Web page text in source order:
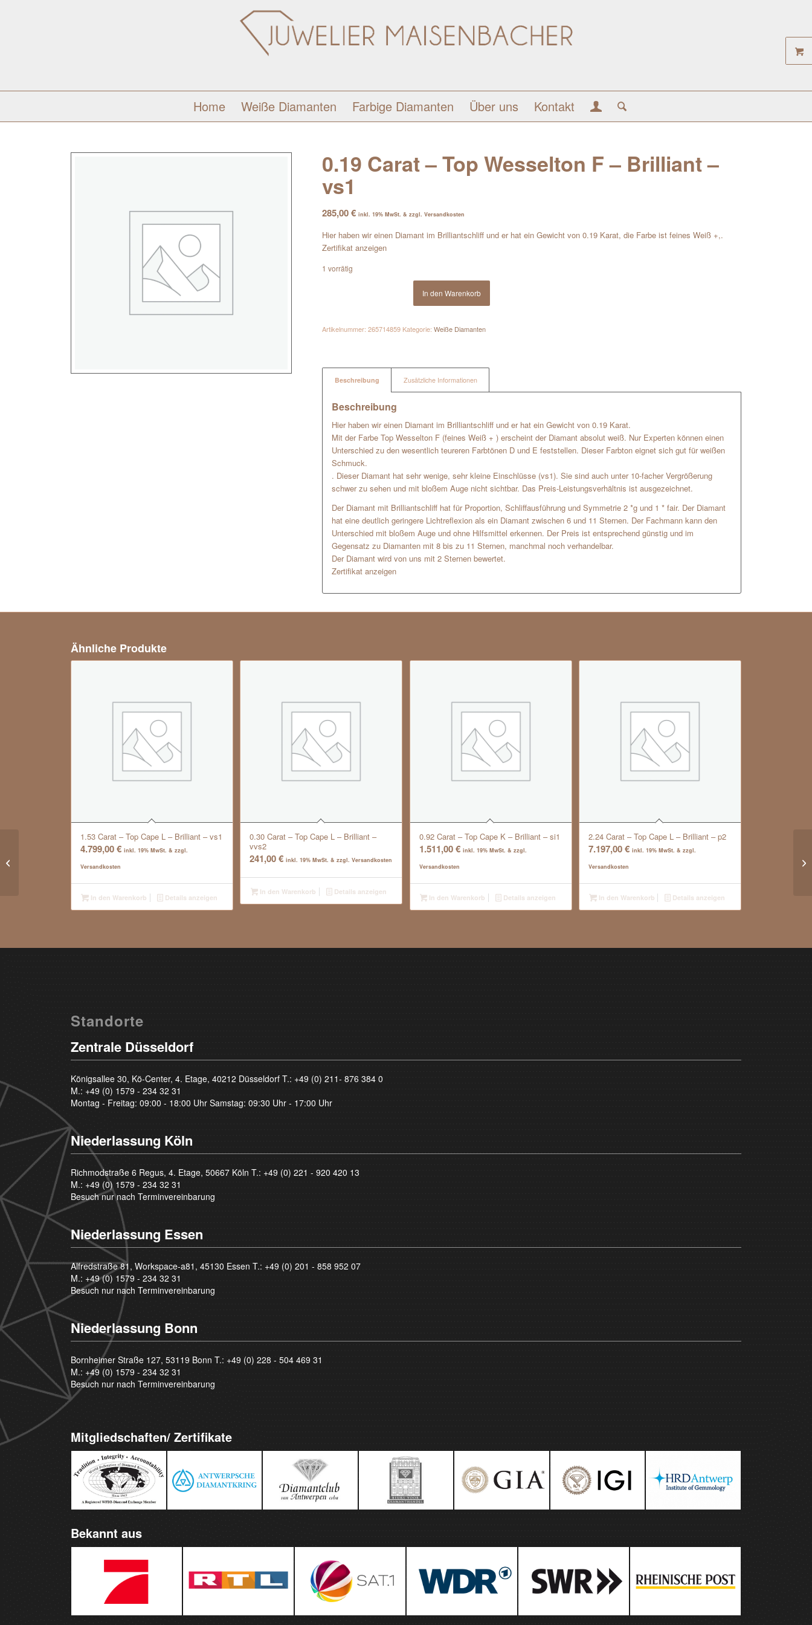
Home Weiße Diamanten Farbige Diamanten Über uns Kontakt
0.19 Carat – Top Wesselton F – Brilliant –
vs1
285,00€ inkl. 19% MwSt. & zzgl. Versandkosten
Hier haben wir einen Diamant im Brilliantschliff und er hat ein Gewicht von 0.19 Karat, die Farbe ist feines Weiß +,.
Zertifikat anzeigen
1 vorrätig
In den Warenkorb
Artikelnummer:265714859 Kategorie:Weiße Diamanten
Beschreibung Zusätzliche Informationen
Beschreibung
Hier haben wir einen Diamant im Brilliantschliff und er hat ein Gewicht von 0.19 Karat.
Mit der Farbe Top Wesselton F (feines Weiß + ) erscheint der Diamant absolut weiß. Nur Experten können einen
Unterschied zu den wesentlich teureren Farbtönen D und E feststellen. Dieser Farbton eignet sich gut für weißen
Schmuck.
. Dieser Diamant hat sehr wenige, sehr kleine Einschlüsse (vs1). Sie sind auch unter 10-facher Vergrößerung
schwer zu sehen und mit bloßem Auge nicht sichtbar. Das Preis-Leistungsverhältnis ist ausgezeichnet.
Der Diamant mit Brilliantschliff hat für Proportion, Schliffausführung und Symmetrie 2 *g und 1 * fair. Der Diamant
hat eine deutlich geringere Lichtreflexion als ein Diamant zwischen 6 und 11 Sternen. Der Fachmann kann den
Unterschied mit bloßem Auge und ohne Hilfsmittel erkennen. Der Preis ist entsprechend günstig und im
Gegensatz zu Diamanten mit 8 bis zu 11 Sternen, manchmal noch verhandelbar.
Der Diamant wird von uns mit 2 Sternen bewertet.
Zertifikat anzeigen
Ähnliche Produkte
1.53 Carat – Top Cape L – Brilliant – vs1
4.799,00€ inkl. 19% MwSt. & zzgl.
Versandkosten
In den Warenkorb Details anzeigen
0.30 Carat – Top Cape L – Brilliant –
vvs2
241,00€ inkl. 19% MwSt. & zzgl. Versandkosten
In den Warenkorb Details anzeigen
0.92 Carat – Top Cape K – Brilliant – si1
1.511,00€ inkl. 19% MwSt. & zzgl.
Versandkosten
In den Warenkorb Details anzeigen
2.24 Carat – Top Cape L – Brilliant – p2
7.197,00€ inkl. 19% MwSt. & zzgl.
Versandkosten
In den Warenkorb Details anzeigen
Standorte
Zentrale Düsseldorf
Königsallee 30, Kö-Center, 4. Etage, 40212 Düsseldorf T.: +49 (0) 211- 876 384 0
M.: +49 (0) 1579 - 234 32 31
Montag - Freitag: 09:00 - 18:00 Uhr Samstag: 09:30 Uhr - 17:00 Uhr
Niederlassung Köln
Richmodstraße 6 Regus, 4. Etage, 50667 Köln T.: +49 (0) 221 - 920 420 13
M.: +49 (0) 1579 - 234 32 31
Besuch nur nach Terminvereinbarung
Niederlassung Essen
Alfredstraße 81, Workspace-a81, 45130 Essen T.: +49 (0) 201 - 858 952 07
M.: +49 (0) 1579 - 234 32 31
Besuch nur nach Terminvereinbarung
Niederlassung Bonn
Bornheimer Straße 127, 53119 Bonn T.: +49 (0) 228 - 504 469 31
M.: +49 (0) 1579 - 234 32 31
Besuch nur nach Terminvereinbarung
Mitgliedschaften/ Zertifikate
Bekannt aus
0.26 Carat – Top Wesselton F –
Rectangle – vvs1